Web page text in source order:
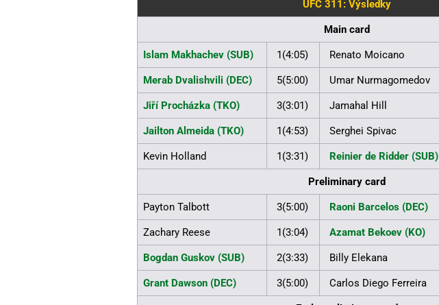
UFC 311: Výsledky
Main card
Islam Makhachev (SUB) 1(4:05) Renato Moicano
Merab Dvalishvili (DEC) 5(5:00) Umar Nurmagomedov
Jiří Procházka (TKO) 3(3:01) Jamahal Hill
Jailton Almeida (TKO) 1(4:53) Serghei Spivac
Kevin Holland 1(3:31) Reinier de Ridder (SUB)
Preliminary card
Payton Talbott 3(5:00) Raoni Barcelos (DEC)
Zachary Reese 1(3:04) Azamat Bekoev (KO)
Bogdan Guskov (SUB) 2(3:33) Billy Elekana
Grant Dawson (DEC) 3(5:00) Carlos Diego Ferreira